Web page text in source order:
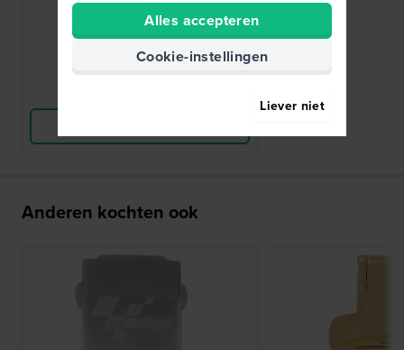
€ 97,-
● Nog 1 op voorraad
Anderen kochten ook
Alles accepteren
Cookie-instellingen
Liever niet